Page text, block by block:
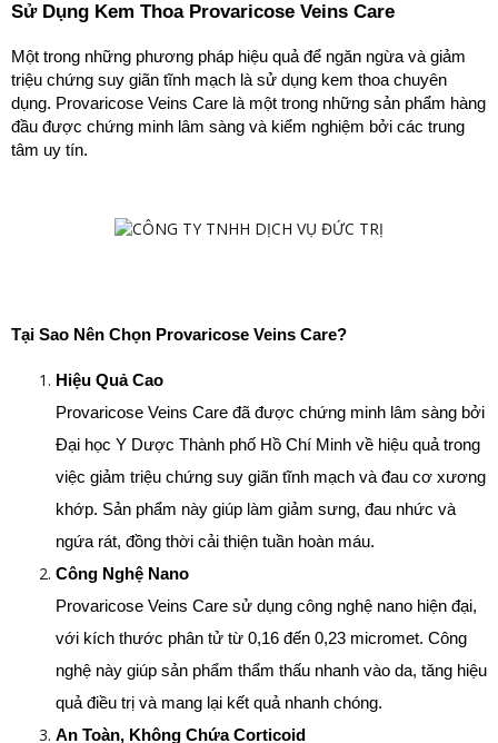
Sử Dụng Kem Thoa Provaricose Veins Care
Một trong những phương pháp hiệu quả để ngăn ngừa và giảm
triệu chứng suy giãn tĩnh mạch là sử dụng kem thoa chuyên
dụng. Provaricose Veins Care là một trong những sản phẩm hàng
đầu được chứng minh lâm sàng và kiểm nghiệm bởi các trung
tâm uy tín.
Tại Sao Nên Chọn Provaricose Veins Care?
Hiệu Quả Cao
Provaricose Veins Care đã được chứng minh lâm sàng bởi
Đại học Y Dược Thành phố Hồ Chí Minh về hiệu quả trong
việc giảm triệu chứng suy giãn tĩnh mạch và đau cơ xương
khớp. Sản phẩm này giúp làm giảm sưng, đau nhức và
ngứa rát, đồng thời cải thiện tuần hoàn máu.
Công Nghệ Nano
Provaricose Veins Care sử dụng công nghệ nano hiện đại,
với kích thước phân tử từ 0,16 đến 0,23 micromet. Công
nghệ này giúp sản phẩm thẩm thấu nhanh vào da, tăng hiệu
quả điều trị và mang lại kết quả nhanh chóng.
An Toàn, Không Chứa Corticoid